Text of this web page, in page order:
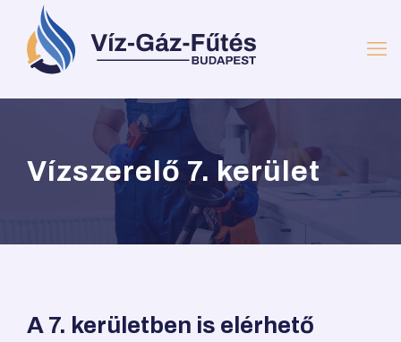
Vízszerelő 7. kerület
A 7. kerületben is elérhető